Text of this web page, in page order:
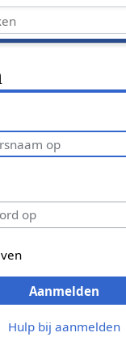
Aanmelden
Hulp bij aanmelden